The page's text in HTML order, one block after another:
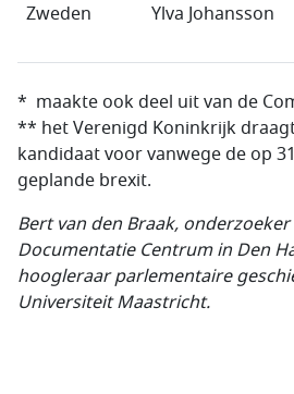
Zweden Ylva Johansson
* maakte ook deel uit van de
** het Verenigd Koninkrijk
kandidaat voor vanwege de op
geplande brexit.
Bert van den Braak,
Documentatie Centrum in Den
hoogleraar parlementaire
Universiteit Maastricht.